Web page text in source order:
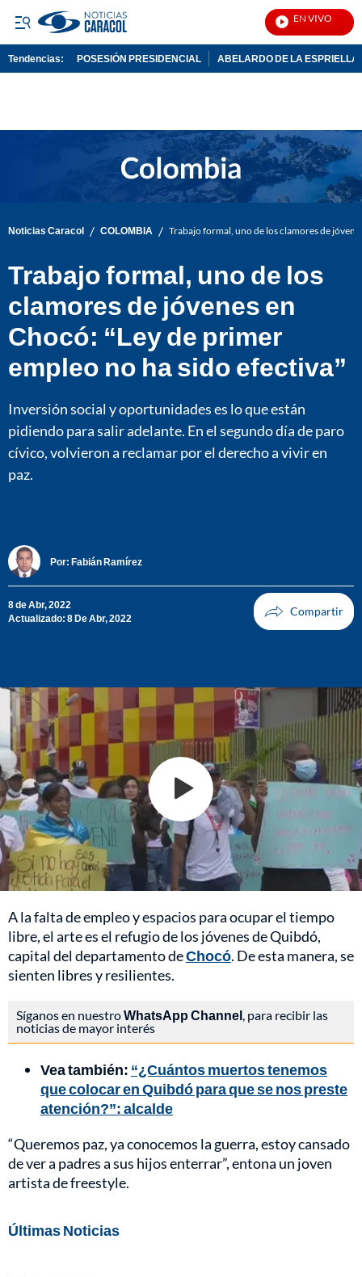
EN VIVO
Tendencias: POSESIÓN PRESIDENCIAL ABELARDO DE LA ESPRIELLA
Noticias Caracol / COLOMBIA / Trabajo formal, uno de los clamores de
Trabajo formal, uno de los
clamores de jóvenes en
Chocó: “Ley de primer
empleo no ha sido efectiva”
Inversión social y oportunidades es lo que están
pidiendo para salir adelante. En el segundo día de paro
cívico, volvieron a reclamar por el derecho a vivir en
paz.
Por: Fabián Ramírez
8 de Abr, 2022
Actualizado: 8 De Abr, 2022
A la falta de empleo y espacios para ocupar el tiempo
libre, el arte es el refugio de los jóvenes de Quibdó,
capital del departamento deChocó. De esta manera, se
sienten libres y resilientes.
Síganos en nuestroWhatsApp Channel , para recibir las
noticias de mayor interés
Vea también: “¿Cuántos muertos tenemos
que colocar en Quibdó para que se nos preste
atención?”: alcalde
“Queremos paz, ya conocemos la guerra, estoy cansado
de ver a padres a sus hijos enterrar”, entona un joven
artista de freestyle.
Últimas Noticias